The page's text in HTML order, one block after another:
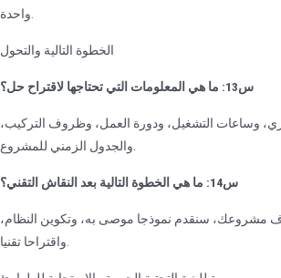
واحدة.
الخطوة التالية والتحول
س13: ما هي المعلومات التي تحتاجها لاقتراح حل؟
وساعات التشغيل، ودورة العمل، وظروف التركيب،
والجدول الزمني للمشروع.
س14: ما هي الخطوة التالية بعد النقاش التقني؟
مشروعك، سنقدم نموذجا موصى به، وتكوين النظام،
واقتراحا تقنيا.